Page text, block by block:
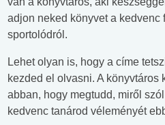
adjon neked könyvet a kedvenc
sportolódról.
Lehet olyan is, hogy a címe
kezded el olvasni. A könyvtáros
abban, hogy megtudd, miről
kedvenc tanárod véleményét